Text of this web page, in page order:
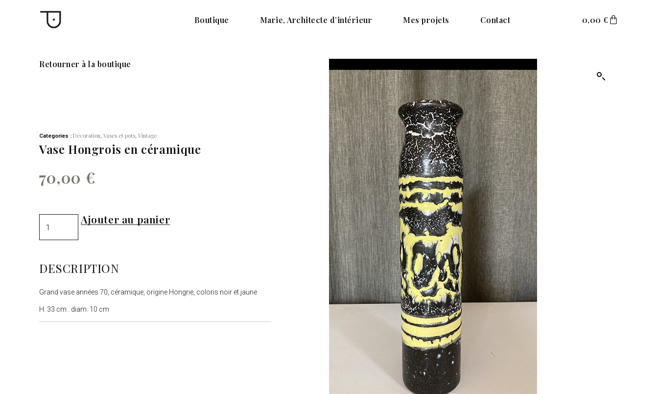
Boutique Marie, Architecte d’intérieur Mes projets Contact 0,00 €
Retourner à la boutique
Categories : Décoration, Vases et pots, Vintage
Vase Hongrois en céramique
70,00 €
Ajouter au panier
DESCRIPTION
Grand vase années 70, céramique, origine Hongrie, coloris noir et jaune
H. 33 cm . diam. 10 cm